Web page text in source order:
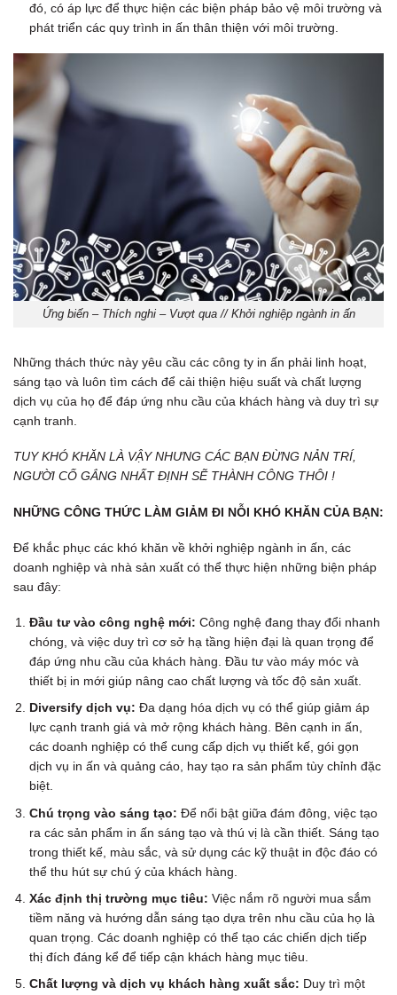
đó, có áp lực để thực hiện các biện pháp bảo vệ môi trường và
phát triển các quy trình in ấn thân thiện với môi trường.
Ứng biến – Thích nghi – Vượt qua // Khởi nghiệp ngành in ấn
Những thách thức này yêu cầu các công ty in ấn phải linh hoạt,
sáng tạo và luôn tìm cách để cải thiện hiệu suất và chất lượng
dịch vụ của họ để đáp ứng nhu cầu của khách hàng và duy trì sự
cạnh tranh.
TUY KHÓ KHĂN LÀ VẬY NHƯNG CÁC BẠN ĐỪNG NẢN TRÍ,
NGƯỜI CỐ GẮNG NHẤT ĐỊNH SẼ THÀNH CÔNG THÔI !
NHỮNG CÔNG THỨC LÀM GIẢM ĐI NỖI KHÓ KHĂN CỦA BẠN:
Để khắc phục các khó khăn về khởi nghiệp ngành in ấn, các
doanh nghiệp và nhà sản xuất có thể thực hiện những biện pháp
sau đây:
Đầu tư vào công nghệ mới: Công nghệ đang thay đổi nhanh
chóng, và việc duy trì cơ sở hạ tầng hiện đại là quan trọng để
đáp ứng nhu cầu của khách hàng. Đầu tư vào máy móc và
thiết bị in mới giúp nâng cao chất lượng và tốc độ sản xuất.
Diversify dịch vụ: Đa dạng hóa dịch vụ có thể giúp giảm áp
lực cạnh tranh giá và mở rộng khách hàng. Bên cạnh in ấn,
các doanh nghiệp có thể cung cấp dịch vụ thiết kế, gói gọn
dịch vụ in ấn và quảng cáo, hay tạo ra sản phẩm tùy chỉnh đặc
biệt.
Chú trọng vào sáng tạo: Để nổi bật giữa đám đông, việc tạo
ra các sản phẩm in ấn sáng tạo và thú vị là cần thiết. Sáng tạo
trong thiết kế, màu sắc, và sử dụng các kỹ thuật in độc đáo có
thể thu hút sự chú ý của khách hàng.
Xác định thị trường mục tiêu: Việc nắm rõ người mua sắm
tiềm năng và hướng dẫn sáng tạo dựa trên nhu cầu của họ là
quan trọng. Các doanh nghiệp có thể tạo các chiến dịch tiếp
thị đích đáng kể để tiếp cận khách hàng mục tiêu.
Chất lượng và dịch vụ khách hàng xuất sắc: Duy trì một